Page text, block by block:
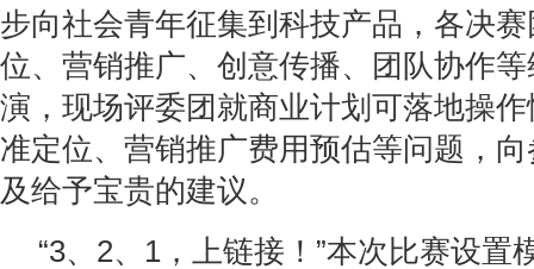
步向社会青年征集到科技产品，各决
位、营销推广、创意传播、团队协作
演，现场评委团就商业计划可落地操
准定位、营销推广费用预估等问题，
及给予宝贵的建议。
“3、2、1，上链接！”本次比赛设置